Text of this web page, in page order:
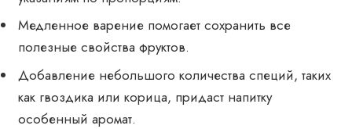
Медленное варение помогает сохранить все
полезные свойства фруктов.
Добавление небольшого количества специй, таких
как гвоздика или корица, придаст напитку
особенный аромат.